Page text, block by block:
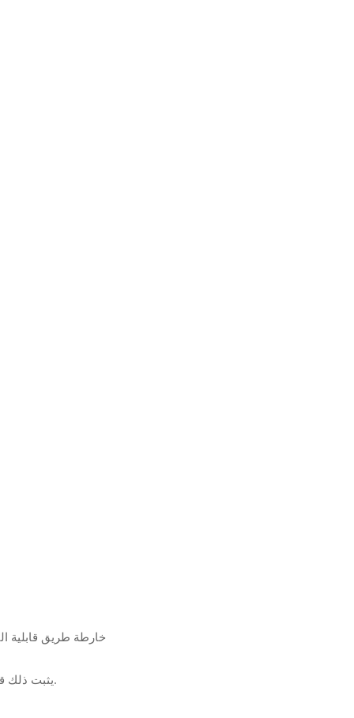
خارطة طريق قابلية التوسع
يثبت ذلك قدرتنا على التوسع دون انخفاض في الجودة - وهو أمر بالغ الأهمية لمشتري المؤسسات.